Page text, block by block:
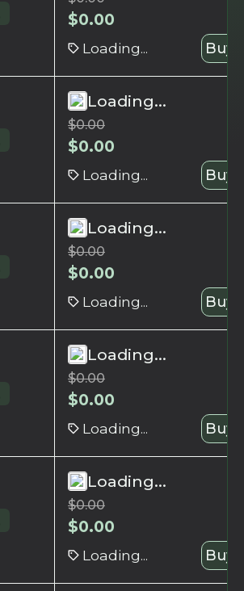
$0.00
Loading... Buy
Loading...
$0.00
$0.00
Loading... Buy
Loading...
$0.00
$0.00
Loading... Buy
Loading...
$0.00
$0.00
Loading... Buy
Loading...
$0.00
$0.00
Loading... Buy